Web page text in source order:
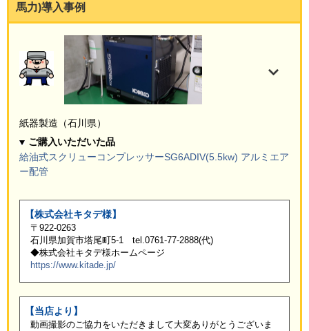
馬力)導入事例
紙器製造（石川県）
ご購入いただいた品
給油式スクリューコンプレッサーSG6ADIV(5.5kw) アルミエア
ー配管
【株式会社キタデ様】
〒922-0263
⽯川県加賀市塔尾町5-1 tel.0761-77-2888(代)
◆株式会社キタデ様ホームページ
https://www.kitade.jp/
【当店より】
動画撮影のご協力をいただきまして大変ありがとうございま